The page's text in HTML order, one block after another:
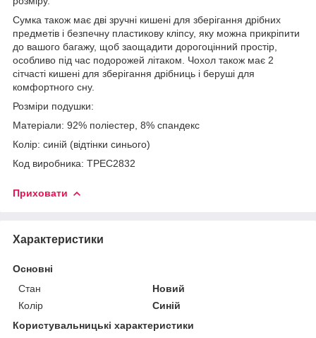
Сумка також має дві зручні кишені для зберігання дрібних
предметів і безпечну пластикову кліпсу, яку можна прикріпити
до вашого багажу, щоб заощадити дорогоцінний простір,
особливо під час подорожей літаком. Чохол також має 2
сітчасті кишені для зберігання дрібниць і беруші для
комфортного сну.
Розміри подушки:
Матеріали: 92% поліестер, 8% спандекс
Колір: синій (відтінки синього)
Код виробника: TPEC2832
Приховати
Характеристики
Основні
Стан
Новий
Колір
Синій
Користувальницькі характеристики